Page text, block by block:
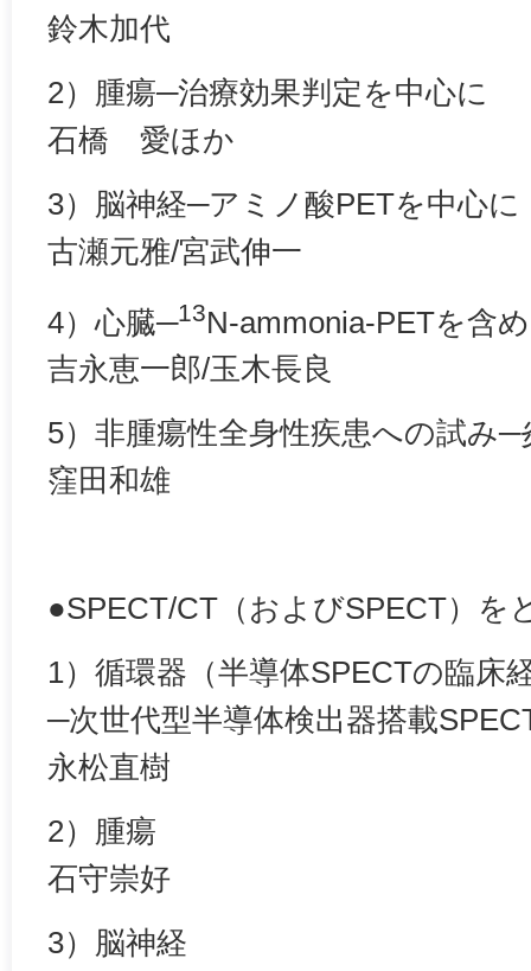
鈴木加代
2）腫瘍─治療効果判定を中心に
石橋 愛ほか
3）脳神経─アミノ酸PETを中心に
古瀬元雅/宮武伸一
4）心臓─13N-ammonia-PETを含
吉永恵一郎/玉木長良
5）非腫瘍性全身性疾患への試み─
窪田和雄
●SPECT/CT（およびSPECT）を
1）循環器（半導体SPECTの臨床
─次世代型半導体検出器搭載
永松直樹
2）腫瘍
石守崇好
3）脳神経